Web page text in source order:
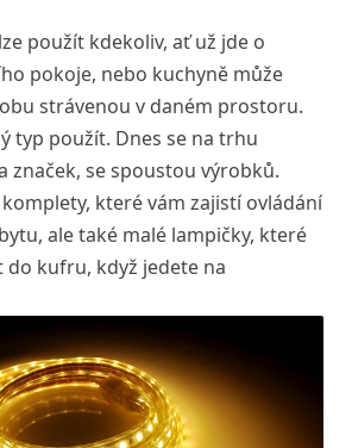
použít kdekoliv, ať už jde o
pokoje, nebo kuchyně může
strávenou v daném prostoru.
typ použít. Dnes se na trhu
značek, se spoustou výrobků.
které vám zajistí ovládání
ale také malé lampičky, které
kufru, když jedete na